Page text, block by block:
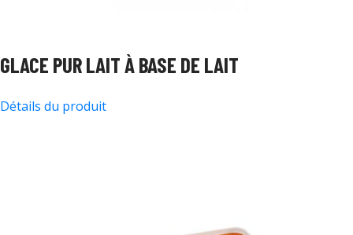
GLACE PUR LAIT À BASE DE LAIT
Détails du produit